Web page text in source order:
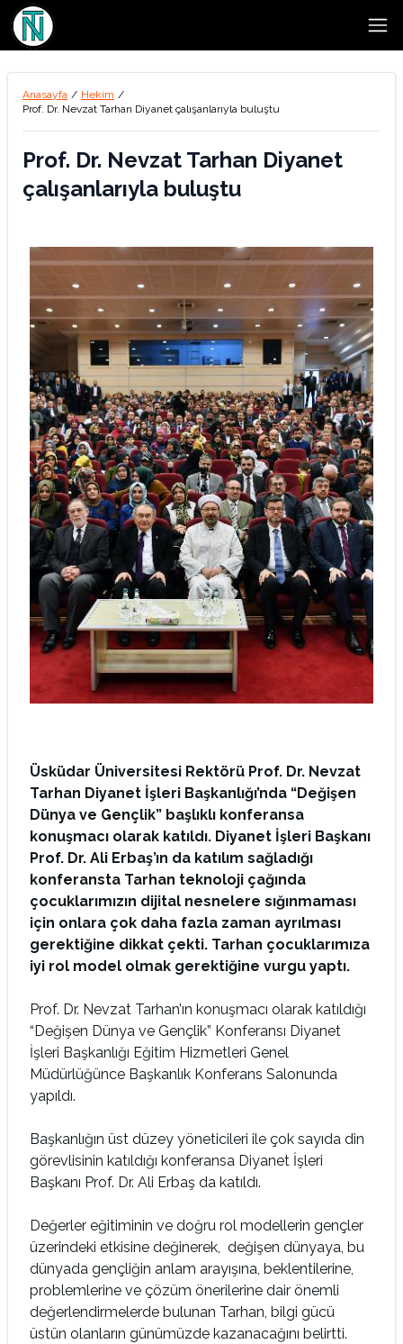
Anasayfa / Hekim /
Prof. Dr. Nevzat Tarhan Diyanet çalışanlarıyla buluştu
Prof. Dr. Nevzat Tarhan Diyanet
çalışanlarıyla buluştu
Üsküdar Üniversitesi Rektörü Prof. Dr. Nevzat
Tarhan Diyanet İşleri Başkanlığı’nda “Değişen
Dünya ve Gençlik” başlıklı konferansa
konuşmacı olarak katıldı. Diyanet İşleri Başkanı
Prof. Dr. Ali Erbaş’ın da katılım sağladığı
konferansta Tarhan teknoloji çağında
çocuklarımızın dijital nesnelere sığınmaması
için onlara çok daha fazla zaman ayrılması
gerektiğine dikkat çekti. Tarhan çocuklarımıza
iyi rol model olmak gerektiğine vurgu yaptı.
Prof. Dr. Nevzat Tarhan’ın konuşmacı olarak katıldığı
“Değişen Dünya ve Gençlik” Konferansı Diyanet
İşleri Başkanlığı Eğitim Hizmetleri Genel
Müdürlüğünce Başkanlık Konferans Salonunda
yapıldı.
Başkanlığın üst düzey yöneticileri ile çok sayıda din
görevlisinin katıldığı konferansa Diyanet İşleri
Başkanı Prof. Dr. Ali Erbaş da katıldı.
Değerler eğitiminin ve doğru rol modellerin gençler
üzerindeki etkisine değinerek, değişen dünyaya, bu
dünyada gençliğin anlam arayışına, beklentilerine,
problemlerine ve çözüm önerilerine dair önemli
değerlendirmelerde bulunan Tarhan, bilgi gücü
üstün olanların günümüzde kazanacağını belirtti.